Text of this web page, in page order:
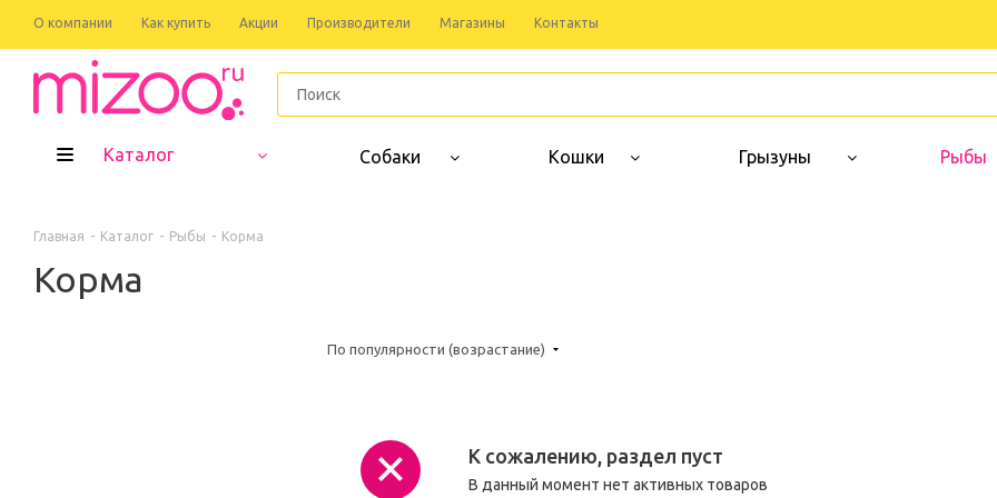
О компании Как купить Акции Производители Магазины Контакты
Каталог Собаки Кошки Грызуны Рыбы
Главная - Каталог - Рыбы - Корма
Корма
По популярности (возрастание)
К сожалению, раздел пуст
В данный момент нет активных товаров